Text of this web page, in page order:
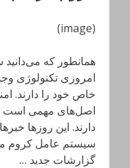
(image)
همانطور که
امروزی تکنولوژی
خاص خود را دارند.
اصل‌های مهمی است
دارند. این روزها
سیستم عامل کروم
گزارشات جدید …